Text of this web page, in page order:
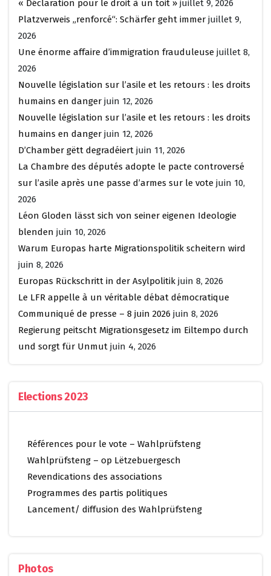
« Déclaration pour le droit à un toit » juillet 9, 2026
Platzverweis „renforcé“: Schärfer geht immer juillet 9,
2026
Une énorme affaire d’immigration frauduleuse juillet 8,
2026
Nouvelle législation sur l’asile et les retours : les droits
humains en danger juin 12, 2026
Nouvelle législation sur l’asile et les retours : les droits
humains en danger juin 12, 2026
D’Chamber gëtt degradéiert juin 11, 2026
La Chambre des députés adopte le pacte controversé
sur l’asile après une passe d’armes sur le vote juin 10,
2026
Léon Gloden lässt sich von seiner eigenen Ideologie
blenden juin 10, 2026
Warum Europas harte Migrationspolitik scheitern wird
juin 8, 2026
Europas Rückschritt in der Asylpolitik juin 8, 2026
Le LFR appelle à un véritable débat démocratique
Communiqué de presse – 8 juin 2026 juin 8, 2026
Regierung peitscht Migrationsgesetz im Eiltempo durch
und sorgt für Unmut juin 4, 2026
Elections 2023
Références pour le vote – Wahlprüfsteng
Wahlprüfsteng – op Lëtzebuergesch
Revendications des associations
Programmes des partis politiques
Lancement/ diffusion des Wahlprüfsteng
Photos